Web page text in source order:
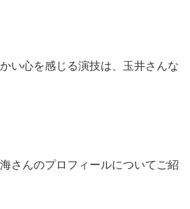
い心を感じる演技は、玉井さんな
さんのプロフィールについてご紹